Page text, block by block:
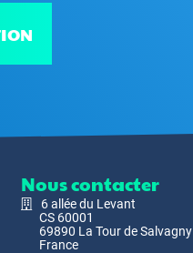
Nous contacter
6 allée du Levant
CS 60001
69890 La Tour de Salvagny
France